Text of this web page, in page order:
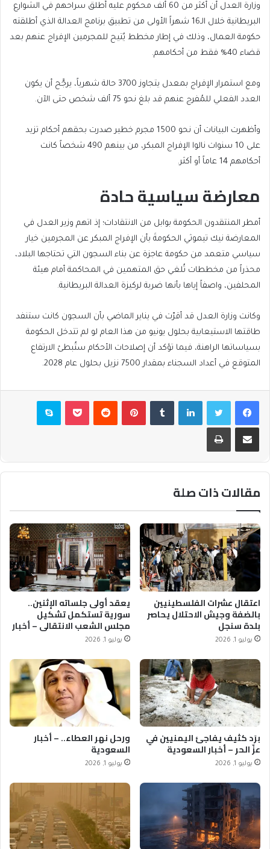
وزارة العدل أن أكثر من 60 ألف محكوم عليه أُطلق سراحهم في الشوارع
البريطانية خلال الـ16 شهراً الأولى من تطبيق برنامج العدالة الذي أطلقته
حكومة العمال، وذلك في إطار مخطط يُتيح للمجرمين الإفراج عنهم بعد
قضاء 40% فقط من أحكامهم.
ومع استمرار الإفراج بمعدل يتجاوز 3700 حالة شهرياً، يرجَّح أن يكون
العدد الفعلي للمُفرج عنهم قد بلغ نحو 75 ألف شخص حتى الآن.
وأظهرت البيانات أن نحو 1500 مجرم خطير صدرت بحقهم أحكام تزيد
على 10 سنوات نالوا الإفراج المبكر، من بينهم 490 شخصاً كانت
أحكامهم 14 عاماً أو أكثر.
معارضة سياسية حادة
أمطر المنتقدون الحكومة بوابل من الانتقادات؛ إذ اتهم وزير العدل في
المعارضة نيك تيموثي الحكومةَ بأن الإفراج المبكر عن المجرمين خيار
سياسي متعمد من حكومة عاجزة عن بناء السجون التي تحتاجها البلاد،
محذراً من مخططات تُلغي حق المتهمين في المحاكمة أمام هيئة
المحلفين، واصفاً إياها بأنها ضربة لركيزة العدالة البريطانية.
وكانت وزارة العدل قد أقرّت في يناير الماضي بأن السجون كانت ستنفد
طاقتها الاستيعابية بحلول يونيو من هذا العام لو لم تتدخل الحكومة
بسياساتها الراهنة، فيما تؤكد أن إصلاحات الأحكام ستُبطئ الارتفاع
المتوقع في أعداد السجناء بمقدار 7500 نزيل بحلول عام 2028.
فيسبوكتويتر لينكدإن بينتيريست بوكيت سكايب
مشاركة عبر البريد طباعة
مقالات ذات صلة
اعتقال عشرات الفلسطينيين
بالضفة وجيش الاحتلال يحاصر
بلدة سنجل
يوليو 1, 2026
يعقد أولى جلساته الإثنين..
سورية تستكمل تشكيل
مجلس الشعب الانتقالي – أخبار
السعودية
يوليو 1, 2026
برَد كثيف يفاجئ اليمنيين في
عزّ الحر – أخبار السعودية
يوليو 1, 2026
ورحل نهر العطاء.. – أخبار
السعودية
يوليو 1, 2026